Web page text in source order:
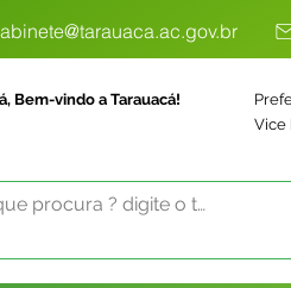
Bem-vindo a Tarauacá!
Vice